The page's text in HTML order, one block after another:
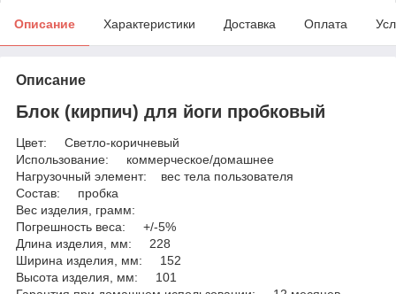
Описание Характеристики Доставка Оплата
Описание
Блок (кирпич) для йоги пробковый
Цвет: Светло-коричневый
Использование: коммерческое/домашнее
Нагрузочный элемент: вес тела пользователя
Состав: пробка
Вес изделия, грамм:
Погрешность веса: +/-5%
Длина изделия, мм: 228
Ширина изделия, мм: 152
Высота изделия, мм: 101